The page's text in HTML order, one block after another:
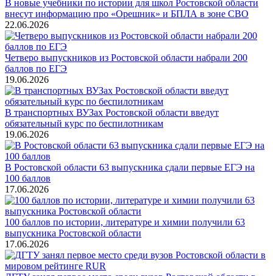
В новые учебники по истории для школ Ростовской области
внесут информацию про «Орешник» и БПЛА в зоне СВО
22.06.2026
Четверо выпускников из Ростовской области набрали 200
баллов по ЕГЭ
19.06.2026
В транспортных ВУЗах Ростовской области введут
обязательный курс по беспилотникам
19.06.2026
В Ростовской области 63 выпускника сдали первые ЕГЭ на
100 баллов
17.06.2026
100 баллов по истории, литературе и химии получили 63
выпускника Ростовской области
17.06.2026